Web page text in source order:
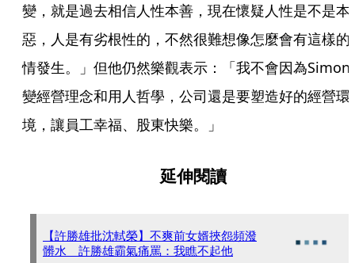
變，就是過去相信人性本善，現在懷疑人性是不是本
惡，人是有劣根性的，不然很難想像怎麼會有這樣的
情發生。」但他仍然樂觀表示：「我不會因為Simon
變經營理念和用人哲學，公司還是要塑造好的經營環
境，讓員工幸福、股東快樂。」
延伸閱讀
【許勝雄批沈軾榮】不爽前女婿挾怨頻潑
髒水 許勝雄霸氣痛罵：我瞧不起他